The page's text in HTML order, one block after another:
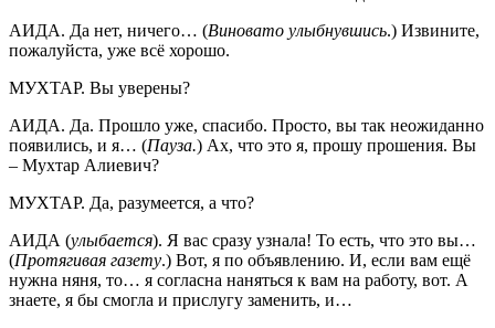
АИДА. Да нет, ничего… (Виновато улыбнувшись.) Извините,
пожалуйста, уже всё хорошо.
МУХТАР. Вы уверены?
АИДА. Да. Прошло уже, спасибо. Просто, вы так неожиданно
появились, и я… (Пауза.) Ах, что это я, прошу прошения. Вы
– Мухтар Алиевич?
МУХТАР. Да, разумеется, а что?
АИДА (улыбается). Я вас сразу узнала! То есть, что это вы…
(Протягивая газету.) Вот, я по объявлению. И, если вам ещё
нужна няня, то… я согласна наняться к вам на работу, вот. А
знаете, я бы смогла и прислугу заменить, и…